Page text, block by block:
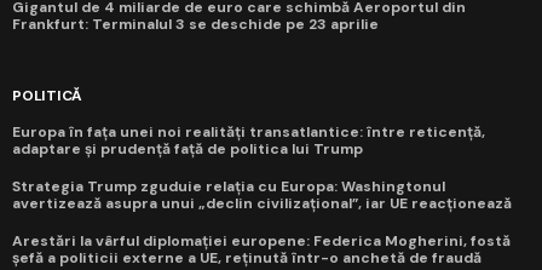
Gigantul de 4 miliarde de euro care schimbă Aeroportul din
Frankfurt: Terminalul 3 se deschide pe 23 aprilie
POLITICĂ
Europa în fața unei noi realități transatlantice: între reticență,
adaptare și prudență față de politica lui Trump
Strategia Trump zguduie relația cu Europa: Washingtonul
avertizează asupra unui „declin civilizațional”, iar UE reacționează
Arestări la vârful diplomației europene: Federica Mogherini, fostă
șefă a politicii externe a UE, reținută într-o anchetă de fraudă